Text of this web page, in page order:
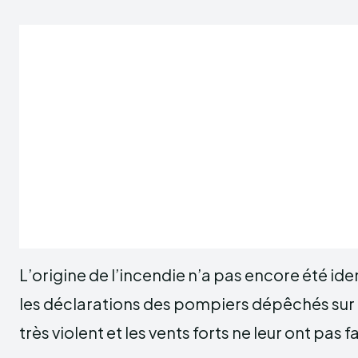
L’origine de l’incendie n’a pas encore été
les déclarations des pompiers dépêchés
très violent et les vents forts ne leur ont pas